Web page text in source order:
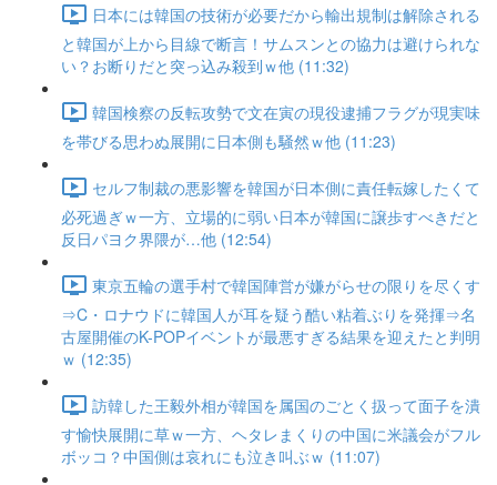
日本には韓国の技術が必要だから輸出規制は解除される
と韓国が上から目線で断言！サムスンとの協力は避けられな
い？お断りだと突っ込み殺到ｗ他 (11:32)
韓国検察の反転攻勢で文在寅の現役逮捕フラグが現実味
を帯びる思わぬ展開に日本側も騒然ｗ他 (11:23)
セルフ制裁の悪影響を韓国が日本側に責任転嫁したくて
必死過ぎｗ一方、立場的に弱い日本が韓国に譲歩すべきだと
反日パヨク界隈が…他 (12:54)
東京五輪の選手村で韓国陣営が嫌がらせの限りを尽くす
⇒C・ロナウドに韓国人が耳を疑う酷い粘着ぶりを発揮⇒名
古屋開催のK-POPイベントが最悪すぎる結果を迎えたと判明
ｗ (12:35)
訪韓した王毅外相が韓国を属国のごとく扱って面子を潰
す愉快展開に草ｗ一方、ヘタレまくりの中国に米議会がフル
ボッコ？中国側は哀れにも泣き叫ぶｗ (11:07)